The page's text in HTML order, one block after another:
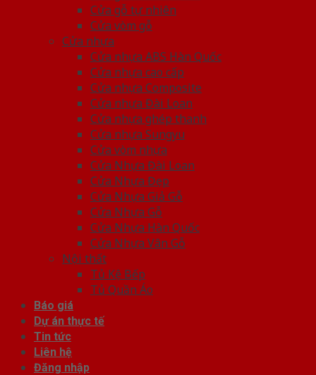
Cửa gỗ tự nhiên
Cửa vòm gỗ
Cửa nhựa
Cửa nhựa ABS Hàn Quốc
Cửa nhựa cao cấp
Cửa nhựa Composite
Cửa nhựa Đài Loan
Cửa nhựa ghép thanh
Cửa nhựa Sungyu
Cửa vòm nhựa
Cửa Nhựa Đài Loan
Cửa Nhựa Đẹp
Cửa Nhựa Giả Gỗ
Cửa Nhựa Gỗ
Cửa Nhựa Hàn Quốc
Cửa Nhựa Vân Gỗ
Nội thất
Tủ Kệ Bếp
Tủ Quần Áo
Báo giá
Dự án thực tế
Tin tức
Liên hệ
Đăng nhập